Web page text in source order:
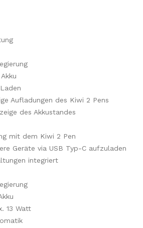
Aufladungen des Kiwi 2 Pens
des Akkustandes
mit dem Kiwi 2 Pen
Geräte via USB Typ-C aufzuladen
integriert
13 Watt